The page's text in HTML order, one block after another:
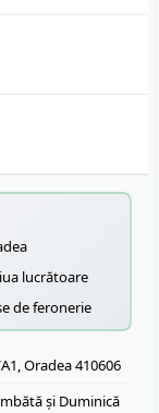
lucrătoare
de feronerie
Oradea 410606
și Duminică